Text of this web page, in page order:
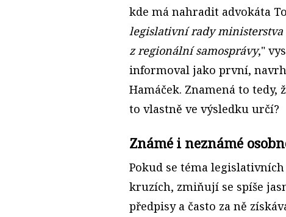
kde má nahradit advokáta
legislativní rady ministerstva
z regionální samosprávy,"
informoval jako první,
Hamáček. Znamená to tedy,
to vlastně ve výsledku určí?
Známé i neznámé
Pokud se téma
kruzích, zmiňují se spíše
předpisy a často za ně